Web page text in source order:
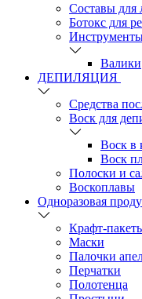
Составы для
Ботокс для
Валики
ДЕПИЛЯЦИЯ
Средства
Воск для
Воск в
Воск
Полоски и
Воскоплавы
Одноразовая
Крафт-
Маски
Палочки
Перчатки
Полотенца